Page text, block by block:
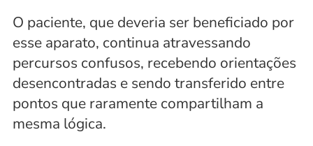
O paciente, que deveria ser beneficiado por
esse aparato, continua atravessando
percursos confusos, recebendo orientações
desencontradas e sendo transferido entre
pontos que raramente compartilham a
mesma lógica.